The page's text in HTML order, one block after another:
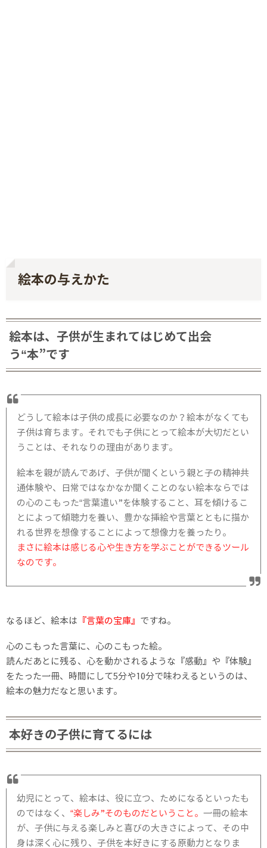
絵本の与えかた
絵本は、子供が生まれてはじめて出会
う“本”です
どうして絵本は子供の成長に必要なのか？絵本がなくても
子供は育ちます。それでも子供にとって絵本が大切だとい
うことは、それなりの理由があります。
絵本を親が読んであげ、子供が聞くという親と子の精神共
通体験や、日常ではなかなか聞くことのない絵本ならでは
の心のこもった“言葉遣い”を体験すること、耳を傾けるこ
とによって傾聴力を養い、豊かな挿絵や言葉とともに描か
れる世界を想像することによって想像力を養ったり。
まさに絵本は感じる心や生き方を学ぶことができるツール
なのです。
なるほど、絵本は 『言葉の宝庫』 ですね。
心のこもった言葉に、心のこもった絵。
読んだあとに残る、心を動かされるような『感動』や『体験』
をたった一冊、時間にして5分や10分で味わえるというのは、
絵本の魅力だなと思います。
本好きの子供に育てるには
幼児にとって、絵本は、役に立つ、ためになるといったも
のではなく、“楽しみ”そのものだということ。一冊の絵本
が、子供に与える楽しみと喜びの大きさによって、その中
身は深く心に残り、子供を本好きにする原動力となりま